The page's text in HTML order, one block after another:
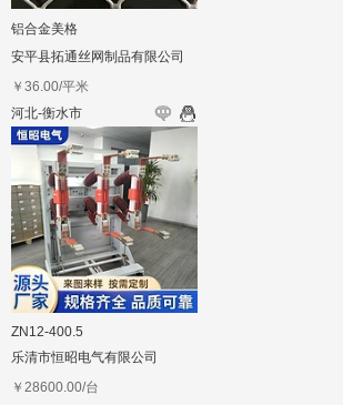
铝合金美格
安平县拓通丝网制品有限公司
￥ 36.00/平米
河北-衡水市
ZN12-400.5
乐清市恒昭电气有限公司
￥ 28600.00/台